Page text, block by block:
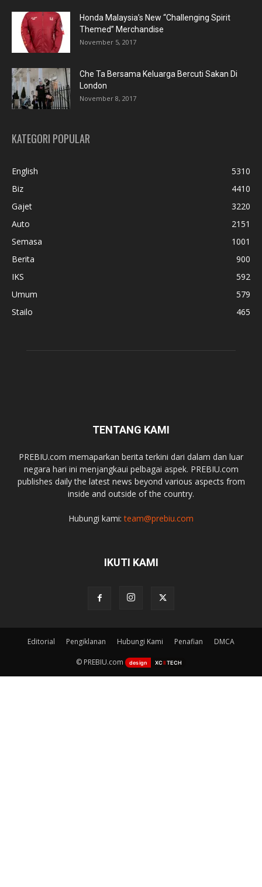
Honda Malaysia’s New “Challenging Spirit
Themed” Merchandise
November 5, 2017
Che Ta Bersama Keluarga Bercuti Sakan Di
London
November 8, 2017
KATEGORI POPULAR
English
5310
Biz
4410
Gajet
3220
Auto
2151
Semasa
1001
Berita
900
IKS
592
Umum
579
Stailo
465
TENTANG KAMI
PREBIU.com memaparkan berita terkini dari dalam dan luar
negara hari ini menjangkaui pelbagai aspek. PREBIU.com
publishes daily the latest news beyond various aspects from
inside and outside of the country.
Hubungi kami:team@prebiu.com
IKUTI KAMI
Editorial Pengiklanan Hubungi Kami Penafian DMCA
© PREBIU.com design XCIITECH